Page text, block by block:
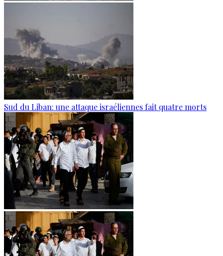
Sud du Liban: une attaque israéliennes fait quatre morts